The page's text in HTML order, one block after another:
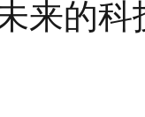
来的